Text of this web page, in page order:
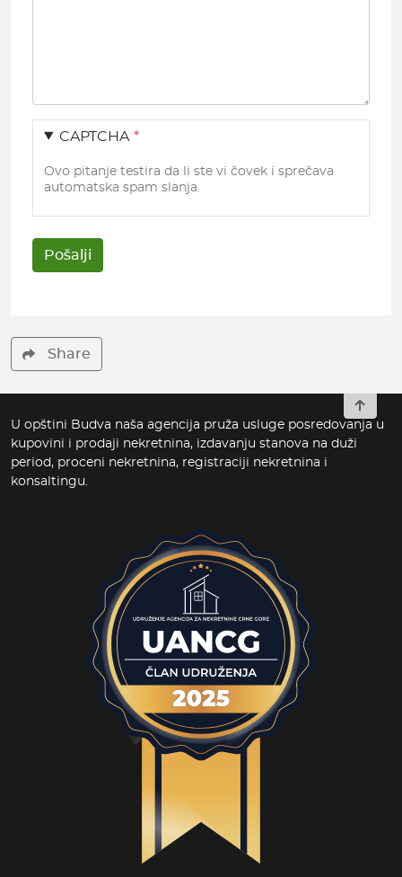
CAPTCHA
Ovo pitanje testira da li ste vi čovek i sprečava
automatska spam slanja.
Share
U opštini Budva naša agencija pruža usluge posredovanja u
kupovini i prodaji nekretnina, izdavanju stanova na duži
period, proceni nekretnina, registraciji nekretnina i
konsaltingu.
To top